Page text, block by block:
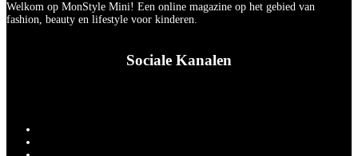
Welkom op MonStyle Mini! Een online magazine op het gebied van
fashion, beauty en lifestyle voor kinderen.
Sociale Kanalen